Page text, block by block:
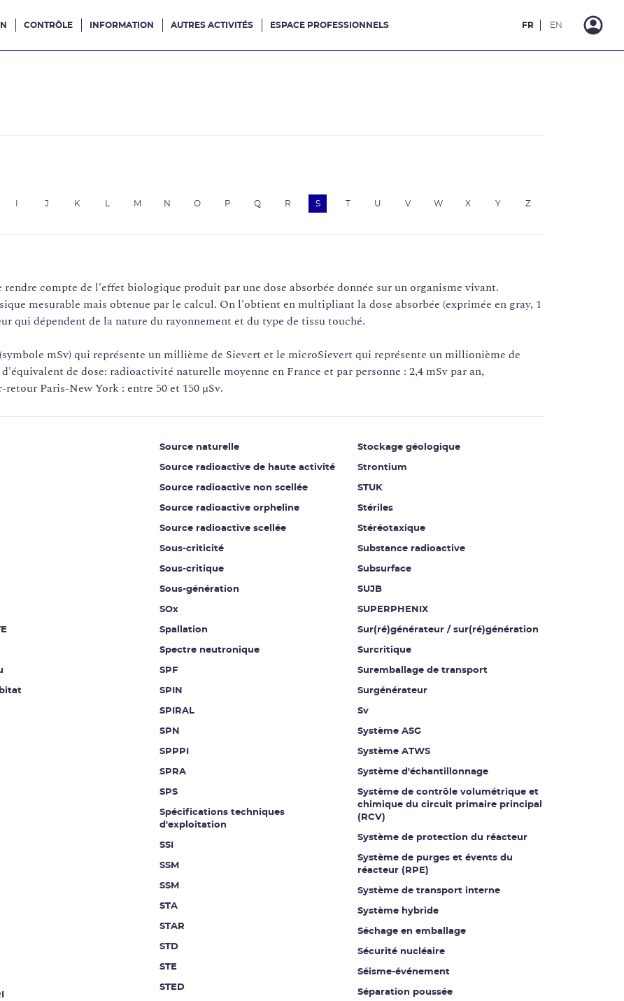
siteCONTRÔLE INFORMATION AUTRES ACTIVITÉS ESPACE PROFESSIONNELS FR EN
J K M N O P Q R S T U V W X Y Z
compte de l'effet biologique produit par une dose absorbée donnée sur un organisme vivant.
mesurable mais obtenue par le calcul. On l'obtient en multipliant la dose absorbée (exprimée en gray, 1
qui dépendent de la nature du rayonnement et du type de tissu touché.
mSv) qui représente un millième de Sievert et le microSievert qui représente un millionième de
de dose: radioactivité naturelle moyenne en France et par personne : 2,4 mSv par an,
Paris-New York : entre 50 et 150 µSv.
Source naturelle
Source radioactive de haute activité
Source radioactive non scellée
Source radioactive orpheline
Source radioactive scellée
Sous-criticité
Sous-critique
Sous-génération
SOx
Spallation
Spectre neutronique
SPF
SPIN
SPIRAL
SPN
SPPPI
SPRA
SPS
Spécifications techniques
d'exploitation
SSI
SSM
SSM
STA
STAR
STD
STE
STED
Stockage géologique
Strontium
STUK
Stériles
Stéréotaxique
Substance radioactive
Subsurface
SUJB
SUPERPHENIX
Sur(ré)générateur / sur(ré)génération
Surcritique
Suremballage de transport
Surgénérateur
Sv
Système ASG
Système ATWS
Système d'échantillonnage
Système de contrôle volumétrique et
chimique du circuit primaire principal
(RCV)
Système de protection du réacteur
Système de purges et évents du
réacteur (RPE)
Système de transport interne
Système hybride
Séchage en emballage
Sécurité nucléaire
Séisme-événement
Séparation poussée